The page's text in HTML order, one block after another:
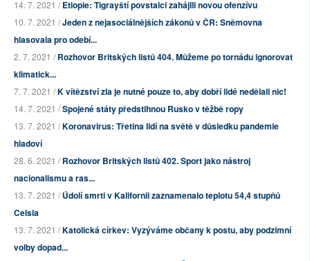
14. 7. 2021 /Etiopie: Tigrayští povstalci zahájili novou ofenzívu
10. 7. 2021 /Jeden z nejasociálnějších zákonů v ČR: Sněmovna
hlasovala pro odebí...
2. 7. 2021 /Rozhovor Britských listů 404. Můžeme po tornádu ignorovat
klimatick...
7. 7. 2021 /K vítězství zla je nutné pouze to, aby dobří lidé nedělali nic!
14. 7. 2021 /Spojené státy předstihnou Rusko v těžbě ropy
13. 7. 2021 /Koronavirus: Třetina lidí na světě v důsledku pandemie
hladoví
28. 6. 2021 /Rozhovor Britských listů 402. Sport jako nástroj
nacionalismu a ras...
13. 7. 2021 /Údolí smrti v Kalifornii zaznamenalo teplotu 54,4 stupňů
Celsia
13. 7. 2021 /Katolická církev: Vyzýváme občany k postu, aby podzimní
volby dopad...